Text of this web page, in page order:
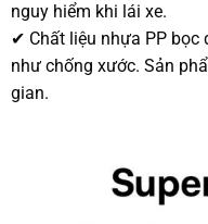
nguy hiểm khi lái xe.
✔ Chất liệu nhựa PP bọc
như chống xước. Sản
gian.